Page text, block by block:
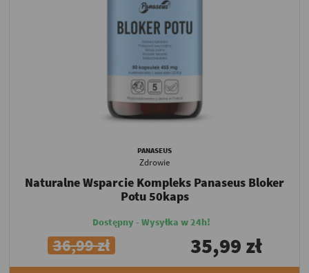
PANASEUS
Zdrowie
Naturalne Wsparcie Kompleks Panaseus Bloker
Potu 50kaps
Dostępny - Wysyłka w 24h!
36,99 zł 35,99 zł